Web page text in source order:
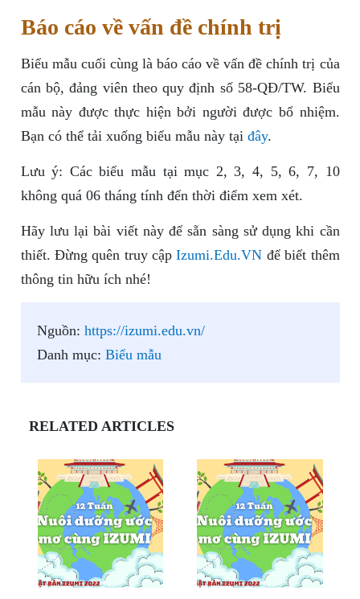
Báo cáo về vấn đề chính trị
Biểu mẫu cuối cùng là báo cáo về vấn đề chính trị của
cán bộ, đảng viên theo quy định số 58-QĐ/TW. Biểu
mẫu này được thực hiện bởi người được bổ nhiệm.
Bạn có thể tải xuống biểu mẫu này tại đây.
Lưu ý: Các biểu mẫu tại mục 2, 3, 4, 5, 6, 7, 10
không quá 06 tháng tính đến thời điểm xem xét.
Hãy lưu lại bài viết này để sẵn sàng sử dụng khi cần
thiết. Đừng quên truy cậpIzumi.Edu.VN để biết thêm
thông tin hữu ích nhé!
Nguồn: https://izumi.edu.vn/
Danh mục: Biểu mẫu
RELATED ARTICLES